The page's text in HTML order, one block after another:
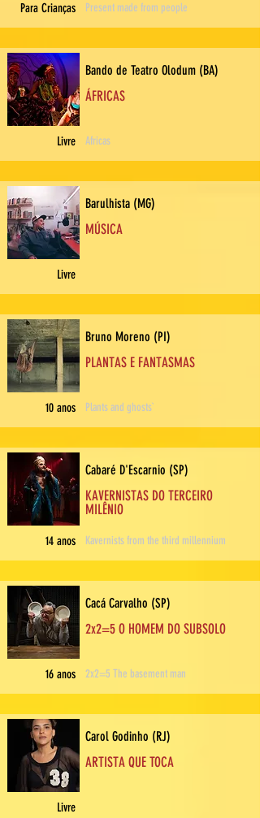
Para Crianças Present made from people
Bando de Teatro Olodum (BA)
ÁFRICAS
Livre Africas
Barulhista (MG)
MÚSICA
Livre
Bruno Moreno (PI)
PLANTAS E FANTASMAS
10 anos Plants and ghosts`
Cabaré D'Escarnio (SP)
KAVERNISTAS DO TERCEIRO
MILÊNIO
14 anos Kavernists from the third millennium
Cacá Carvalho (SP)
2x2=5 O HOMEM DO SUBSOLO
16 anos 2x2=5 The basement man
Carol Godinho (RJ)
ARTISTA QUE TOCA
Livre